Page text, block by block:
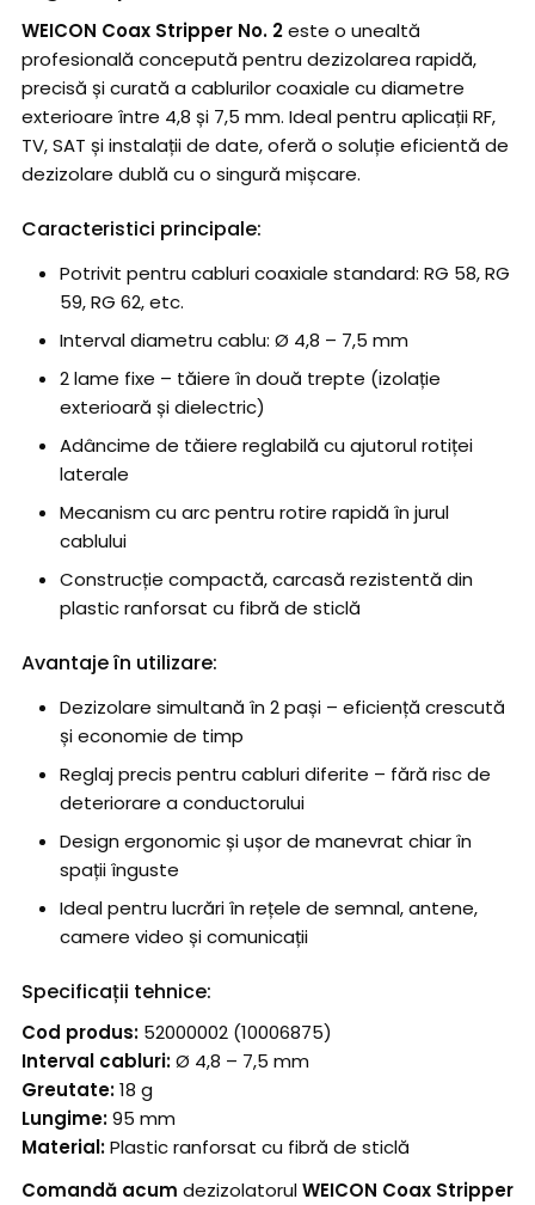
WEICON Coax Stripper No. 2este o unealtă
profesională concepută pentru dezizolarea rapidă,
precisă și curată a cablurilor coaxiale cu diametre
exterioare între 4,8 și 7,5 mm. Ideal pentru aplicații RF,
TV, SAT și instalații de date, oferă o soluție eficientă de
dezizolare dublă cu o singură mișcare.
Caracteristici principale:
Potrivit pentru cabluri coaxiale standard: RG 58, RG
59, RG 62, etc.
Interval diametru cablu: Ø 4,8 – 7,5 mm
2 lame fixe – tăiere în două trepte (izolație
exterioară și dielectric)
Adâncime de tăiere reglabilă cu ajutorul rotiței
laterale
Mecanism cu arc pentru rotire rapidă în jurul
cablului
Construcție compactă, carcasă rezistentă din
plastic ranforsat cu fibră de sticlă
Avantaje în utilizare:
Dezizolare simultană în 2 pași – eficiență crescută
și economie de timp
Reglaj precis pentru cabluri diferite – fără risc de
deteriorare a conductorului
Design ergonomic și ușor de manevrat chiar în
spații înguste
Ideal pentru lucrări în rețele de semnal, antene,
camere video și comunicații
Specificații tehnice:
Cod produs: 52000002 (10006875)
Interval cabluri:Ø 4,8 – 7,5 mm
Greutate:18 g
Lungime:95 mm
Material:Plastic ranforsat cu fibră de sticlă
Comandă acum dezizolatorulWEICON Coax Stripper